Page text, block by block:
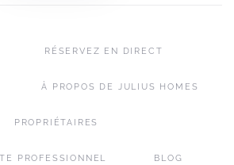
RÉSERVEZ EN DIRECT
À PROPOS DE JULIUS HOMES
PROPRIÉTAIRES
PROFESSIONNEL BLOG